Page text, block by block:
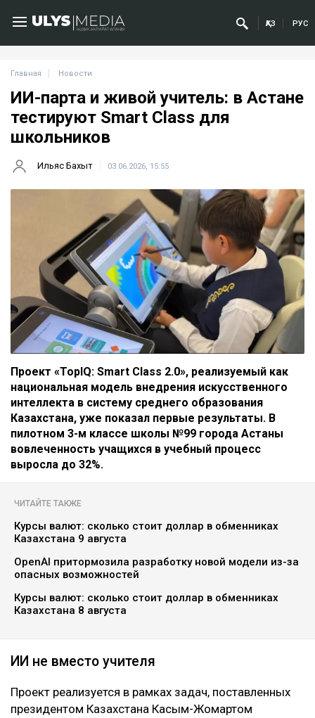
ҚАЗ РУС
Главная Новости
ИИ-парта и живой учитель: в Астане
тестируют Smart Class для
школьников
Ильяс Бахыт 03.06.2026, 15:55
Проект «TopIQ: Smart Class 2.0», реализуемый как
национальная модель внедрения искусственного
интеллекта в систему среднего образования
Казахстана, уже показал первые результаты. В
пилотном 3-м классе школы №99 города Астаны
вовлеченность учащихся в учебный процесс
выросла до 32%.
ЧИТАЙТЕ ТАКЖЕ
Курсы валют: сколько стоит доллар в обменниках
Казахстана 9 августа
OpenAI притормозила разработку новой модели из-за
опасных возможностей
Курсы валют: сколько стоит доллар в обменниках
Казахстана 8 августа
ИИ не вместо учителя
Проект реализуется в рамках задач, поставленных
президентом Казахстана Касым-Жомартом